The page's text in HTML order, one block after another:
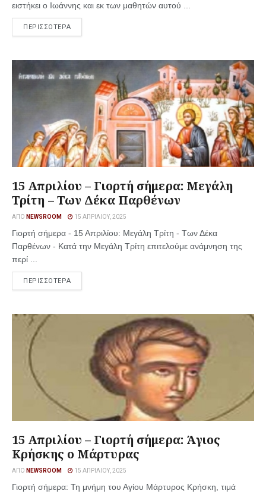
ειστήκει ο Ιωάννης και εκ των μαθητών αυτού ...
ΠΕΡΙΣΣΟΤΕΡΑ
15 Απριλίου – Γιορτή σήμερα: Μεγάλη
Τρίτη – Των Δέκα Παρθένων
ΑΠΌ NEWSROOM 15 ΑΠΡΙΛΊΟΥ, 2025
Γιορτή σήμερα - 15 Απριλίου: Μεγάλη Τρίτη - Των Δέκα
Παρθένων - Κατά την Μεγάλη Τρίτη επιτελούμε ανάμνηση της
περί ...
ΠΕΡΙΣΣΟΤΕΡΑ
15 Απριλίου – Γιορτή σήμερα: Άγιος
Κρήσκης ο Μάρτυρας
ΑΠΌ NEWSROOM 15 ΑΠΡΙΛΊΟΥ, 2025
Γιορτή σήμερα: Τη μνήμη του Αγίου Μάρτυρος Κρήσκη, τιμά